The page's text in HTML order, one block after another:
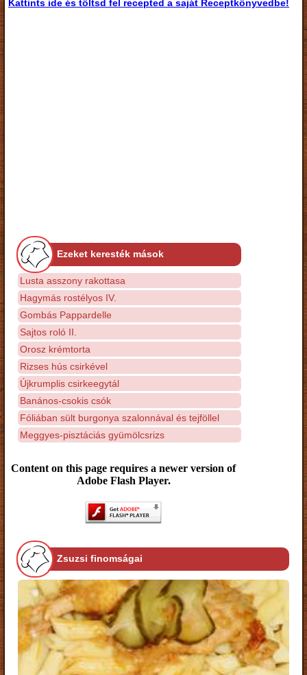
Kattints ide és töltsd fel recepted a saját Receptkönyvedbe!
Ezeket keresték mások
Lusta asszony rakottasa
Hagymás rostélyos IV.
Gombás Pappardelle
Sajtos roló II.
Orosz krémtorta
Rizses hús csirkével
Újkrumplis csirkeegytál
Banános-csokis csók
Fóliában sült burgonya szalonnával és tejföllel
Meggyes-pisztáciás gyümölcsrizs
Content on this page requires a newer version of
Adobe Flash Player.
Zsuzsi finomságai